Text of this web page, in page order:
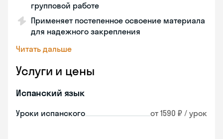
групповой работе
Применяет постепенное освоение материала
для надежного закрепления
Читать дальше
Услуги и цены
Испанский язык
Уроки испанского от 1590 ₽ / урок